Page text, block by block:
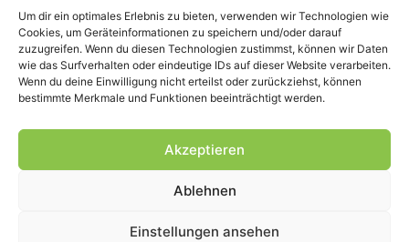
Um dir ein optimales Erlebnis zu bieten, verwenden wir Technologien wie
Cookies, um Geräteinformationen zu speichern und/oder darauf
zuzugreifen. Wenn du diesen Technologien zustimmst, können wir Daten
wie das Surfverhalten oder eindeutige IDs auf dieser Website verarbeiten.
Wenn du deine Einwilligung nicht erteilst oder zurückziehst, können
bestimmte Merkmale und Funktionen beeinträchtigt werden.
Akzeptieren
Ablehnen
Einstellungen ansehen
Versandkostenfrei ab 35 EUR (DE) und
immer plastikfrei verpackt!
Widerrufsbelehrung und -formular
© Piratenbande - Hosenflicken, Knieflicken, Bügelflicken, 2026